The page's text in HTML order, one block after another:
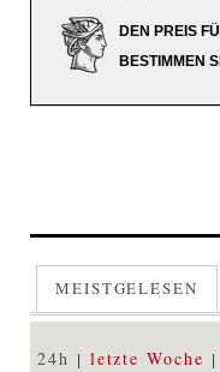
DEN PREIS
BESTIMMEN
MEISTGELESEN
24h letzte Woche